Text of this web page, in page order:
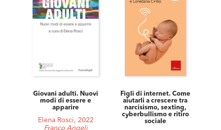
Giovani adulti. Nuovi
modi di essere e
apparire
Elena Rosci, 2022
Franco Angeli
Figli di internet. Come
aiutarli a crescere tra
narcisismo, sexting,
cyberbullismo e ritiro
sociale